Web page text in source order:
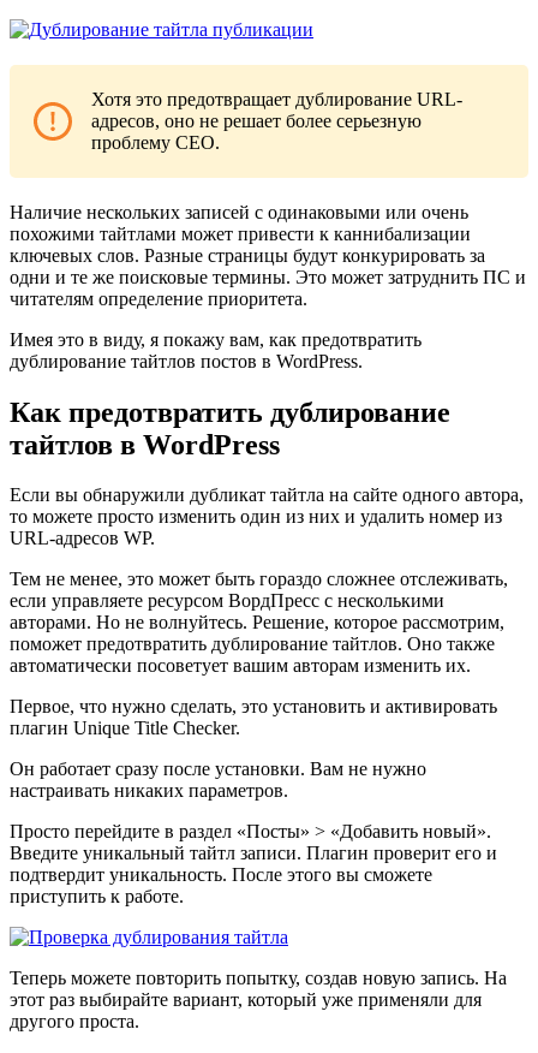
Хотя это предотвращает дублирование URL-
адресов, оно не решает более серьезную
проблему СЕО.
Наличие нескольких записей с одинаковыми или очень
похожими тайтлами может привести к каннибализации
ключевых слов. Разные страницы будут конкурировать за
одни и те же поисковые термины. Это может затруднить ПС и
читателям определение приоритета.
Имея это в виду, я покажу вам, как предотвратить
дублирование тайтлов постов в WordPress.
Как предотвратить дублирование
тайтлов в WordPress
Если вы обнаружили дубликат тайтла на сайте одного автора,
то можете просто изменить один из них и удалить номер из
URL-адресов WP.
Тем не менее, это может быть гораздо сложнее отслеживать,
если управляете ресурсом ВордПресс с несколькими
авторами. Но не волнуйтесь. Решение, которое рассмотрим,
поможет предотвратить дублирование тайтлов. Оно также
автоматически посоветует вашим авторам изменить их.
Первое, что нужно сделать, это установить и активировать
плагин Unique Title Checker.
Он работает сразу после установки. Вам не нужно
настраивать никаких параметров.
Просто перейдите в раздел «Посты» > «Добавить новый».
Введите уникальный тайтл записи. Плагин проверит его и
подтвердит уникальность. После этого вы сможете
приступить к работе.
Теперь можете повторить попытку, создав новую запись. На
этот раз выбирайте вариант, который уже применяли для
другого проста.